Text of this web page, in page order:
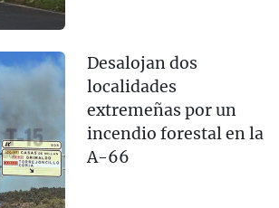
Desalojan dos
localidades
extremeñas por un
incendio forestal en la
A-66